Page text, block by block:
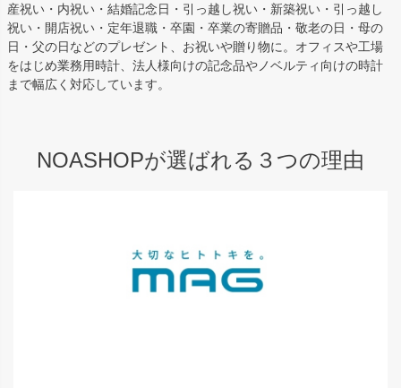
産祝い・内祝い・結婚記念日・引っ越し祝い・新築祝い・引っ越し
祝い・開店祝い・定年退職・卒園・卒業の寄贈品・敬老の日・母の
日・父の日などのプレゼント、お祝いや贈り物に。オフィスや工場
をはじめ業務用時計、法人様向けの記念品やノベルティ向けの時計
まで幅広く対応しています。
NOASHOPが選ばれる３つの理由